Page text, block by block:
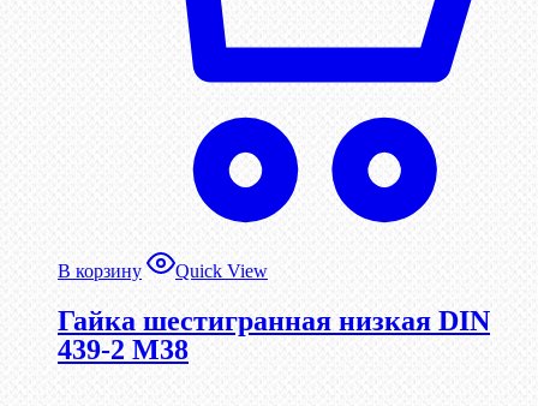
В корзину Quick View
Гайка шестигранная низкая DIN
439-2 М38